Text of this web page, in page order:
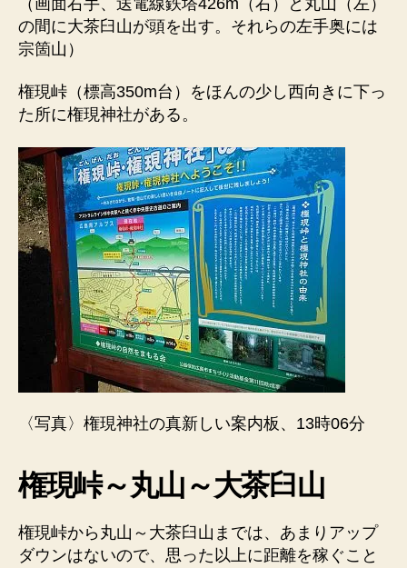
の間に大茶臼山が頭を出す。それらの左手奥には
宗箇山）
権現峠（標高350m台）をほんの少し西向きに下っ
た所に権現神社がある。
〈写真〉権現神社の真新しい案内板、13時06分
権現峠～丸山～大茶臼山
権現峠から丸山～大茶臼山までは、あまりアップ
ダウンはないので、思った以上に距離を稼ぐこと